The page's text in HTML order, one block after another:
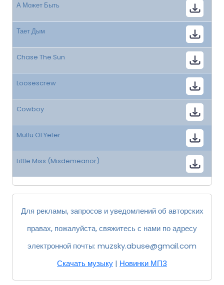
А Может Быть
Тает Дым
Chase The Sun
Loosescrew
Cowboy
Mutlu Ol Yeter
Little Miss (Misdemeanor)
Для рекламы, запросов и уведомлений об авторских
правах, пожалуйста, свяжитесь с нами по адресу
электронной почты: muzsky.abuse@gmail.com
Скачать музыку | Новинки МП3